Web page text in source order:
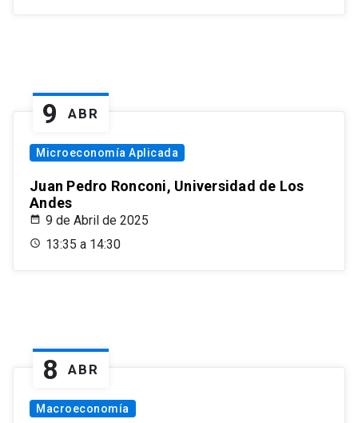
9 ABR
Microeconomía Aplicada
Juan Pedro Ronconi, Universidad de Los
Andes
9 de Abril de 2025
13:35 a 14:30
8 ABR
Macroeconomía